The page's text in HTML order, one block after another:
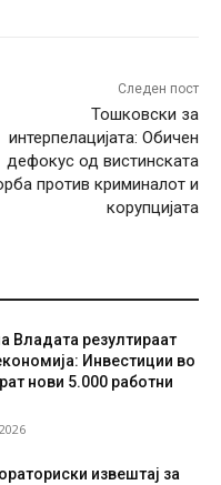
Следен пост
Тошковски за
интерпелацијата: Обичен
дефокус од вистинската
против криминалот и
корупцијата
Владата резултираат
Инвестиции во
нови 5.000 работни
извештај за